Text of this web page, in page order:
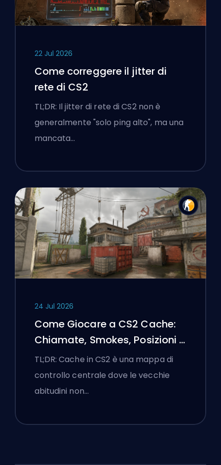
22 Jul 2026
Come correggere il jitter di
rete di CS2
TL;DR: Il jitter di rete di CS2 non è
generalmente "solo ping alto", ma una
mancata…
24 Jul 2026
Come Giocare a CS2 Cache:
Chiamate, Smokes, Posizioni e
Suggerimenti Premier
TL;DR: Cache in CS2 è una mappa di
controllo centrale dove le vecchie
abitudini non…